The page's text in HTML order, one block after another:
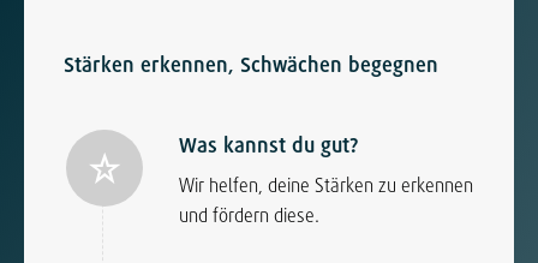
Stärken erkennen, Schwächen begegnen
Was kannst du gut?
Wir helfen, deine Stärken zu erkennen
und fördern diese.